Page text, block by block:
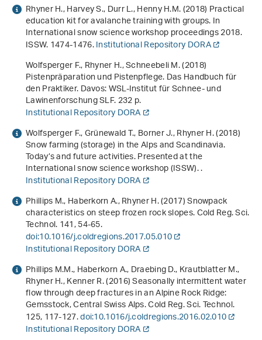
Rhyner H., Harvey S., Durr L., Henny H.M. (2018)Practical
education kit for avalanche training with groups. In
International snow science workshop proceedings 2018.
ISSW. 1474-1476.Institutional Repository DORA
Wolfsperger F., Rhyner H., Schneebeli M. (2018)
Pistenpräparation und Pistenpflege. Das Handbuch für
den Praktiker. Davos: WSL-Institut für Schnee- und
Lawinenforschung SLF. 232 p.
Institutional Repository DORA
Wolfsperger F., Grünewald T., Borner J., Rhyner H. (2018)
Snow farming (storage) in the Alps and Scandinavia.
Today’s and future activities. Presented at the
International snow science workshop (ISSW). .
Institutional Repository DORA
Phillips M., Haberkorn A., Rhyner H. (2017) Snowpack
characteristics on steep frozen rock slopes. Cold Reg. Sci.
Technol.141, 54-65.
doi:10.1016/j.coldregions.2017.05.010
Institutional Repository DORA
Phillips M.M., Haberkorn A., Draebing D., Krautblatter M.,
Rhyner H., Kenner R. (2016) Seasonally intermittent water
flow through deep fractures in an Alpine Rock Ridge:
Gemsstock, Central Swiss Alps. Cold Reg. Sci. Technol.
125, 117-127.doi:10.1016/j.coldregions.2016.02.010
Institutional Repository DORA